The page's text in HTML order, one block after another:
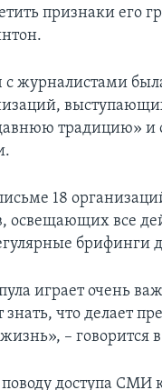
признаки его
с журналистами
традицию» и
18
освещающих все
брифинги
играет очень
что делает
– говорится
доступа СМИ